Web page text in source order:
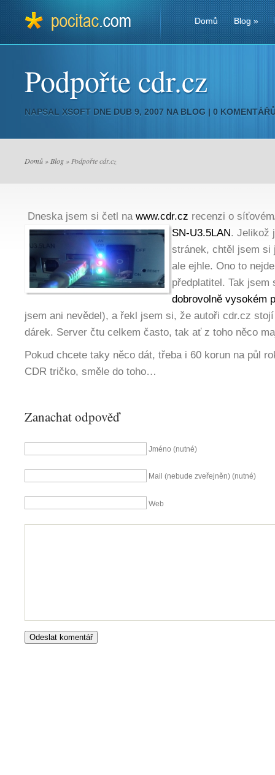
Domů Blog»
Podpořte cdr.cz
NAPSAL XSOFT DNE DUB 9, 2007 NA BLOG | 0
Domů » Blog » Podpořte cdr.cz
Dneska jsem si četl na www.cdr.cz recenzi o
SN-U3.5LAN. Jelikož
stránek, chtěl jsem si
ale ejhle. Ono to
předplatitel. Tak
dobrovolně vysokém
jsem ani nevědel), a řekl jsem si, že autoři cdr.cz
dárek. Server čtu celkem často, tak ať z toho něco
Pokud chcete taky něco dát, třeba i 60 korun na půl
CDR tričko, směle do toho…
Zanachat odpověď
Jméno (nutné)
Mail (nebude zveřejněn) (nutné)
Web